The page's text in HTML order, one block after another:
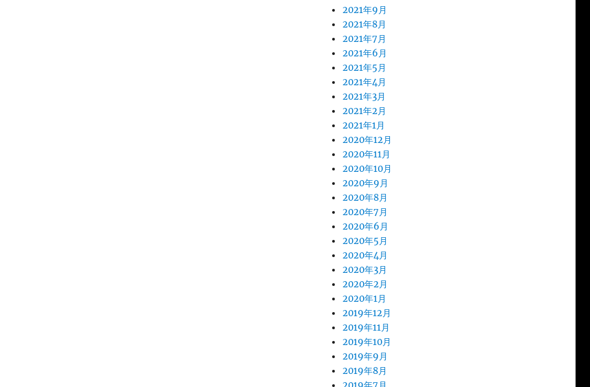
2021年9月
2021年8月
2021年7月
2021年6月
2021年5月
2021年4月
2021年3月
2021年2月
2021年1月
2020年12月
2020年11月
2020年10月
2020年9月
2020年8月
2020年7月
2020年6月
2020年5月
2020年4月
2020年3月
2020年2月
2020年1月
2019年12月
2019年11月
2019年10月
2019年9月
2019年8月